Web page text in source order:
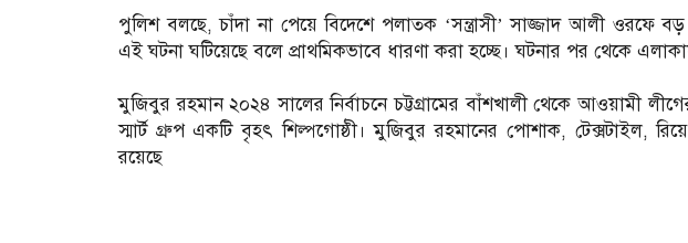
‎পুলিশ বলছে, চাঁদা না পেয়ে বিদেশে পলাতক ‘সন্ত্রাসী’ সাজ্জাদ আলী ওরফে বড়
এই ঘটনা ঘটিয়েছে বলে প্রাথমিকভাবে ধারণা করা হচ্ছে। ঘটনার পর থেকে
‎মুজিবুর রহমান ২০২৪ সালের নির্বাচনে চট্টগ্রামের বাঁশখালী থেকে আওয়ামী
স্মার্ট গ্রুপ একটি বৃহৎ শিল্পগোষ্ঠী। মুজিবুর রহমানের পোশাক, টেক্সটাইল,
রয়েছে